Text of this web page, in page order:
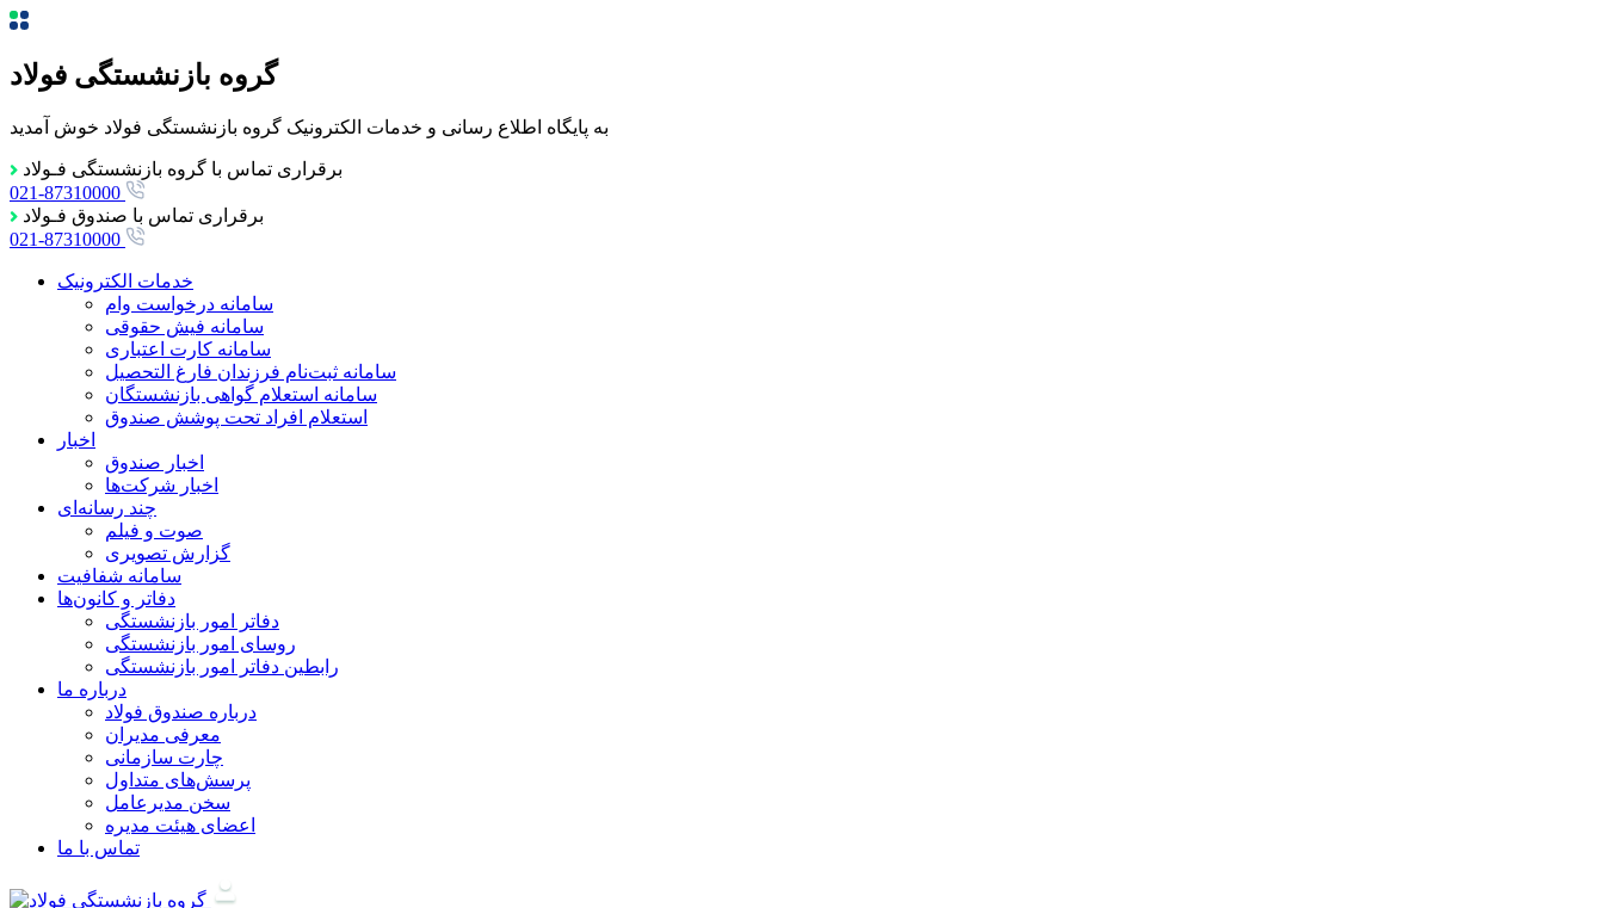
گروه بازنشستگی فولاد
به پایگاه اطلاع رسانی و خدمات الکترونیک گروه بازنشستگی فولاد خوش آمدید
برقراری تماس با گروه بازنشستگی فـولاد
021-87310000
برقراری تماس با صندوق فـولاد
021-87310000
خدمات الکترونیک
سامانه درخواست وام
سامانه فیش حقوقی
سامانه کارت اعتباری
سامانه ثبت‌نام فرزندان فارغ التحصيل
سامانه استعلام گواهی بازنشستگان
استعلام افراد تحت پوشش صندوق
اخبار
اخبار صندوق
اخبار شرکت‌ها
چند رسانه‌ای
صوت و فیلم
گزارش تصویری
سامانه شفافیت
دفاتر و کانون‌ها
دفاتر امور بازنشستگی
روسای امور بازنشستگی
رابطین دفاتر امور بازنشستگی
درباره ما
درباره صندوق فولاد
معرفی مدیران
چارت سازمانی
پرسش‌های متداول
سخن مدیرعامل
اعضای هیئت مدیره
تماس با ما